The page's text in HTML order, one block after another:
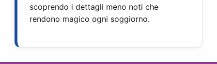
scoprendo i dettagli meno noti che
rendono magico ogni soggiorno.